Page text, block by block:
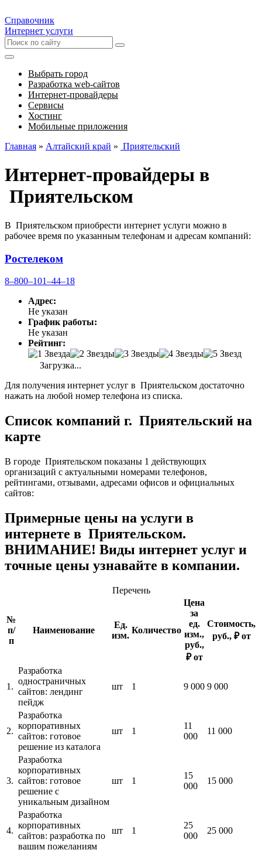
Справочник
Интернет услуги
Выбрать город
Разработка web-сайтов
Интернет-провайдеры
Сервисы
Хостинг
Мобильные приложения
Главная » Алтайский край » Приятельский
Интернет-провайдеры в
Приятельском
В Приятельском приобрести интернет услуги можно в
рабочее время по указанным телефонам и адресам компаний:
Ростелеком
8‒800‒101‒44‒18
Адрес:
Не указан
График работы:
Не указан
Рейтинг:
Загрузка...
Для получения интернет услуг в Приятельском достаточно
нажать на любой номер телефона из списка.
Список компаний г. Приятельский на
карте
В городе Приятельском показаны 1 действующих
организаций с актуальными номерами телефонов,
рейтингами, отзывами, адресами офисов и официальных
сайтов:
Примерные цены на услуги в
интернете в Приятельском.
ВНИМАНИЕ! Виды интернет услуг и
точные цены узнавайте в компании.
Перечень
№
п/
п
Наименование
Ед.
изм.
Количество
Цена
за
ед.
изм.,
руб.,
₽ от
Стоимость,
руб., ₽ от
1.
Разработка
одностраничных
сайтов: лендинг
пейдж
шт 1 9 000 9 000
2.
Разработка
корпоративных
сайтов: готовое
решение из каталога
шт 1
11
000
11 000
3.
Разработка
корпоративных
сайтов: готовое
решение с
уникальным дизайном
шт 1
15
000
15 000
4.
Разработка
корпоративных
сайтов: разработка по
вашим пожеланиям
шт 1
25
000
25 000